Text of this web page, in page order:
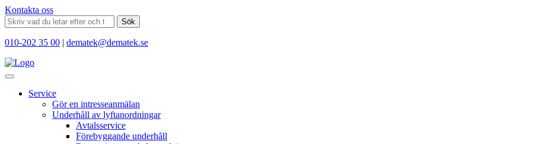
Kontakta oss
Sök
010-202 35 00 | dematek@dematek.se
Service
Gör en intresseanmälan
Underhåll av lyftanordningar
Avtalsservice
Förebyggande underhåll